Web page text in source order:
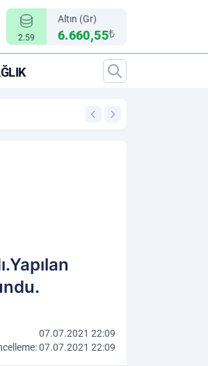
2.59
Altın (Gr)
6.660,55₺
00:12
07.07.2021 22:09
07.07.2021 22:09